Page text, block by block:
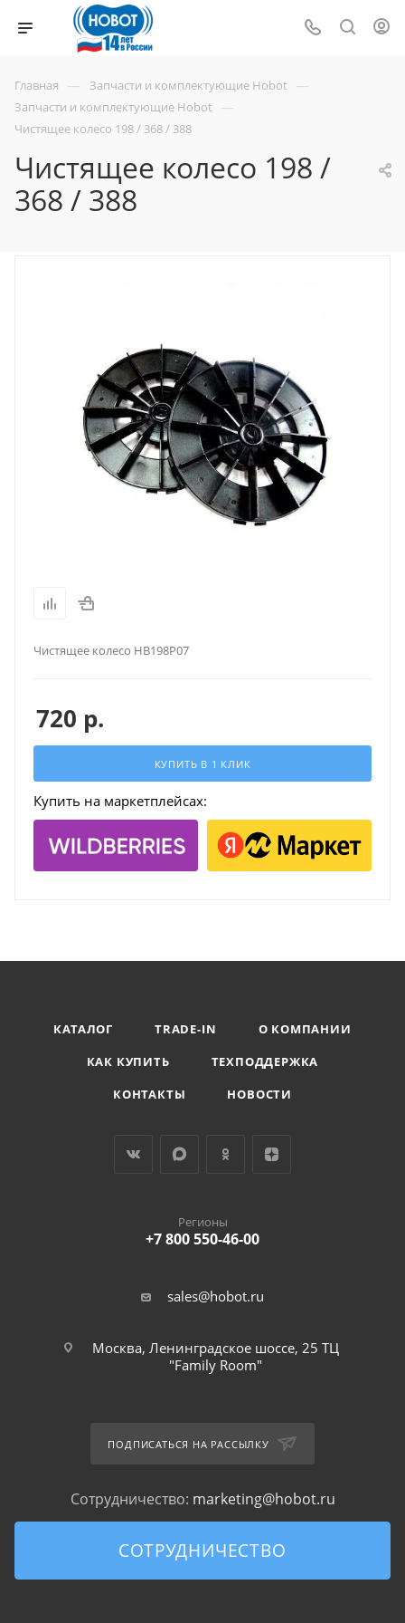
Главная — Запчасти и комплектующие Hobot —
Запчасти и комплектующие Hobot —
Чистящее колесо 198 / 368 / 388
Чистящее колесо 198 /
368 / 388
Чистящее колесо HB198P07
720 р.
КУПИТЬ В 1 КЛИК
Купить на маркетплейсах:
КАТАЛОГ TRADE-IN
О КОМПАНИИ
КАК КУПИТЬ
ТЕХПОДДЕРЖКА
КОНТАКТЫ
НОВОСТИ
Регионы
+7 800 550-46-00
sales@hobot.ru
Москва, Ленинградское шоссе, 25 ТЦ
"Family Room"
ПОДПИСАТЬСЯ НА РАССЫЛКУ
Сотрудничество: marketing@hobot.ru
СОТРУДНИЧЕСТВО